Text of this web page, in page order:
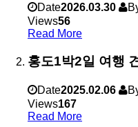
Date2026.03.30
Views56
Read More
홍도1박2일 여행
Date2025.02.06
Views167
Read More